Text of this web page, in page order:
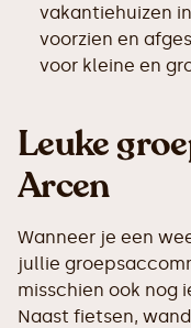
vakantiehuizen
voorzien en
voor kleine en
Leuke
Arcen
Wanneer je een
jullie
misschien ook nog
Naast fietsen,